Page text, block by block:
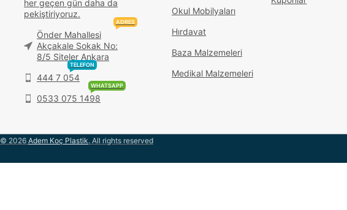
her geçen gün daha da
pekiştiriyoruz.
Önder Mahallesi
Akçakale Sokak No:
8/5 Siteler Ankara
ADRES
444 7 054
TELEFON
0533 075 1498
WHATSAPP
Okul Mobilyaları
Hırdavat
Baza Malzemeleri
Medikal Malzemeleri
© 2026 Adem Koç Plastik. All rights reserved